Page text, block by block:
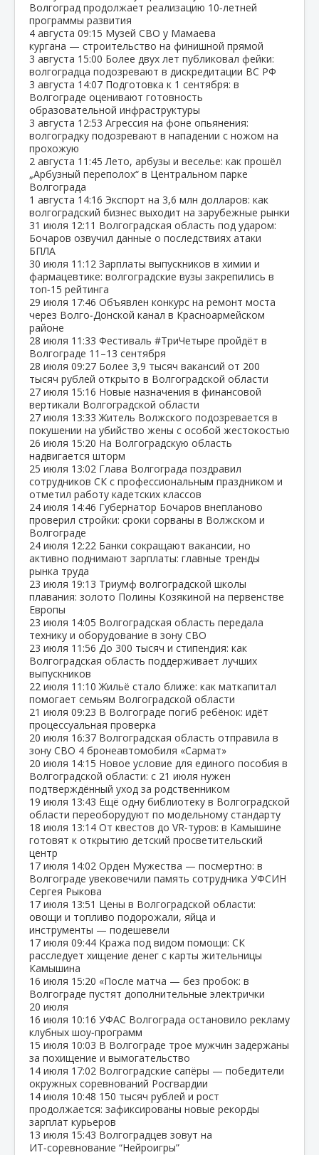
Волгоград продолжает реализацию 10‑летней
программы развития
4 августа 09:15 Музей СВО у Мамаева
кургана — строительство на финишной прямой
3 августа 15:00 Более двух лет публиковал фейки:
волгоградца подозревают в дискредитации ВС РФ
3 августа 14:07 Подготовка к 1 сентября: в
Волгограде оценивают готовность
образовательной инфраструктуры
3 августа 12:53 Агрессия на фоне опьянения:
волгоградку подозревают в нападении с ножом на
прохожую
2 августа 11:45 Лето, арбузы и веселье: как прошёл
„Арбузный переполох“ в Центральном парке
Волгограда
1 августа 14:16 Экспорт на 3,6 млн долларов: как
волгоградский бизнес выходит на зарубежные рынки
31 июля 12:11 Волгоградская область под ударом:
Бочаров озвучил данные о последствиях атаки
БПЛА
30 июля 11:12 Зарплаты выпускников в химии и
фармацевтике: волгоградские вузы закрепились в
топ‑15 рейтинга
29 июля 17:46 Объявлен конкурс на ремонт моста
через Волго‑Донской канал в Красноармейском
районе
28 июля 11:33 Фестиваль #ТриЧетыре пройдёт в
Волгограде 11–13 сентября
28 июля 09:27 Более 3,9 тысяч вакансий от 200
тысяч рублей открыто в Волгоградской области
27 июля 15:16 Новые назначения в финансовой
вертикали Волгоградской области
27 июля 13:33 Житель Волжского подозревается в
покушении на убийство жены с особой жестокостью
26 июля 15:20 На Волгоградскую область
надвигается шторм
25 июля 13:02 Глава Волгограда поздравил
сотрудников СК с профессиональным праздником и
отметил работу кадетских классов
24 июля 14:46 Губернатор Бочаров внепланово
проверил стройки: сроки сорваны в Волжском и
Волгограде
24 июля 12:22 Банки сокращают вакансии, но
активно поднимают зарплаты: главные тренды
рынка труда
23 июля 19:13 Триумф волгоградской школы
плавания: золото Полины Козякиной на первенстве
Европы
23 июля 14:05 Волгоградская область передала
технику и оборудование в зону СВО
23 июля 11:56 До 300 тысяч и стипендия: как
Волгоградская область поддерживает лучших
выпускников
22 июля 11:10 Жильё стало ближе: как маткапитал
помогает семьям Волгоградской области
21 июля 09:23 В Волгограде погиб ребёнок: идёт
процессуальная проверка
20 июля 16:37 Волгоградская область отправила в
зону СВО 4 бронеавтомобиля «Сармат»
20 июля 14:15 Новое условие для единого пособия в
Волгоградской области: с 21 июля нужен
подтверждённый уход за родственником
19 июля 13:43 Ещё одну библиотеку в Волгоградской
области переоборудуют по модельному стандарту
18 июля 13:14 От квестов до VR‑туров: в Камышине
готовят к открытию детский просветительский
центр
17 июля 14:02 Орден Мужества — посмертно: в
Волгограде увековечили память сотрудника УФСИН
Сергея Рыкова
17 июля 13:51 Цены в Волгоградской области:
овощи и топливо подорожали, яйца и
инструменты — подешевели
17 июля 09:44 Кража под видом помощи: СК
расследует хищение денег с карты жительницы
Камышина
16 июля 15:20 «После матча — без пробок: в
Волгограде пустят дополнительные электрички
20 июля
16 июля 10:16 УФАС Волгограда остановило рекламу
клубных шоу‑программ
15 июля 10:03 В Волгограде трое мужчин задержаны
за похищение и вымогательство
14 июля 17:02 Волгоградские сапёры — победители
окружных соревнований Росгвардии
14 июля 10:48 150 тысяч рублей и рост
продолжается: зафиксированы новые рекорды
зарплат курьеров
13 июля 15:43 Волгоградцев зовут на
ИТ‑соревнование “Нейроигры”